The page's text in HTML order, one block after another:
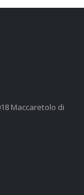
Maccaretolo di